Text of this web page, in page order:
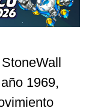
1969,